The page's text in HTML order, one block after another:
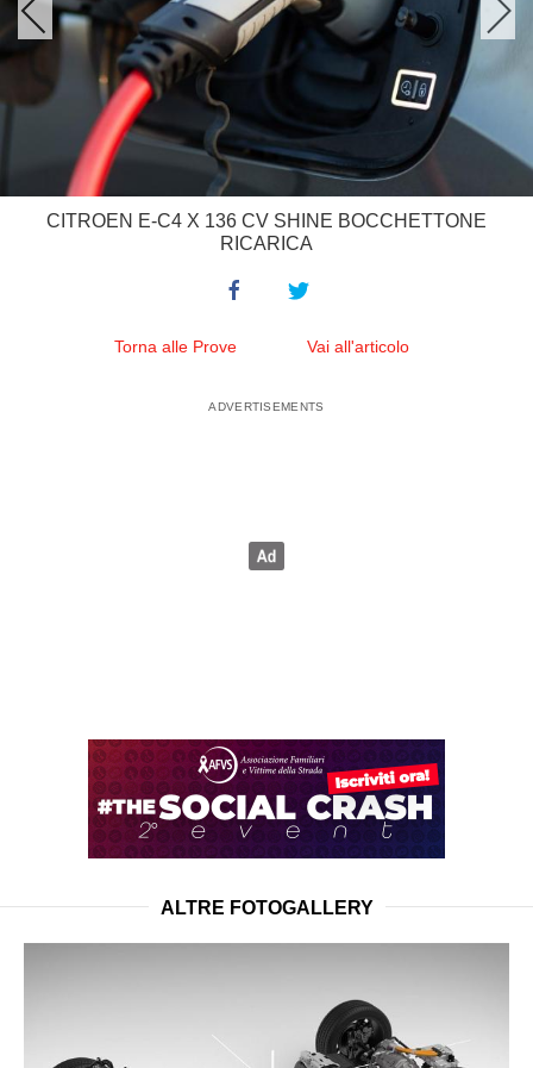
CITROEN E-C4 X 136 CV SHINE BOCCHETTONE
RICARICA
Torna alle Prove Vai all'articolo
ALTRE FOTOGALLERY